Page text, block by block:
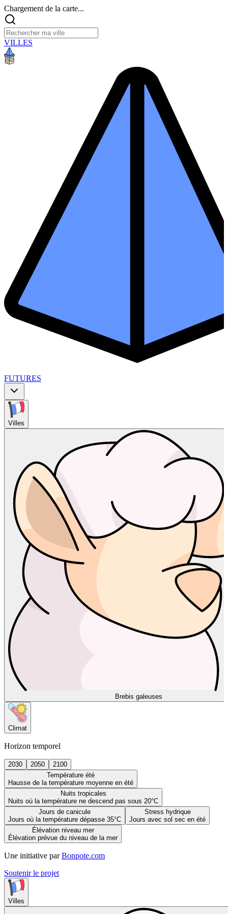
Chargement de la carte...
VILLES
FUTURES
Villes
Brebis galeuses
Climat
Horizon temporel
2030 2050
2100
Température été
Hausse de la température moyenne en été
Nuits tropicales
Nuits où la température ne descend pas sous 20°C
Jours de canicule
Jours où la température dépasse 35°C
Stress hydrique
Jours avec sol sec en été
Élévation niveau mer
Élévation prévue du niveau de la mer
Une initiative par Bonpote.com
Soutenir le projet
Villes